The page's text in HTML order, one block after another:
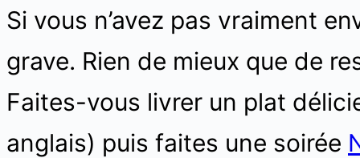
Si vous n’avez pas vraiment
grave. Rien de mieux que de
Faites-vous livrer un plat
anglais) puis faites une soirée